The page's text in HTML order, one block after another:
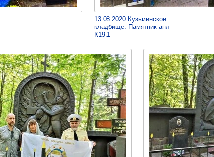
13.08.2020 Кузьминское
кладбище. Памятник апл
К19.1